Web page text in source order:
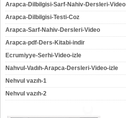
Arapca-Dilbilgisi-Sarf-Nahiv-Dersleri-Video
Arapca-Dilbilgisi-Testi-Coz
Arapca-Sarf-Nahiv-Dersleri-Video
Arapca-pdf-Ders-Kitabi-indir
Ecrumiyye-Serhi-Video-izle
Nahvul-Vadıh-Arapca-Dersleri-Video-izle
Nehvul vazıh-1
Nehvul vazıh-2